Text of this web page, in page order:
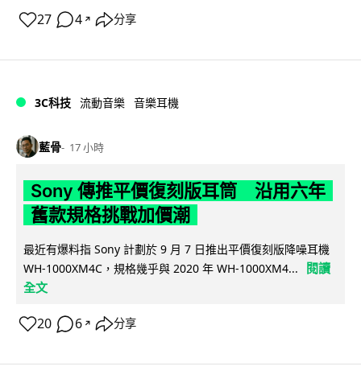
27 4 ↗ 分享
3C科技 流動音樂 音樂耳機
藍骨 17 小時
Sony 傳推平價復刻版耳筒 沿用六年
舊款規格挑戰加價潮
最近有爆料指 Sony 計劃於 9 月 7 日推出平價復刻版降噪耳機
WH-1000XM4C，規格幾乎與 2020 年 WH-1000XM4...
閱讀
全文
20 6 ↗ 分享